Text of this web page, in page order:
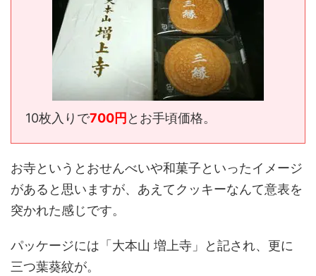
10枚入りで700円 とお手頃価格。
お寺というとおせんべいや和菓子といったイメージ
があると思いますが、あえてクッキーなんて意表を
突かれた感じです。
パッケージには「大本山 増上寺」と記され、更に
三つ葉葵紋が。